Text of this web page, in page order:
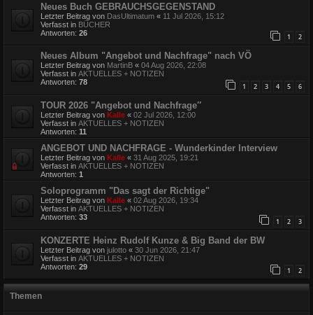
Neues Buch GEBRAUCHSGEGENSTAND
Letzter Beitrag von DasUltimatum « 11 Jul 2026, 15:12
Verfasst in BÜCHER
Antworten: 26 1 2
Neues Album "Angebot und Nachfrage" nach VÖ
Letzter Beitrag von MartinB « 04 Aug 2026, 22:08
Verfasst in AKTUELLES + NOTIZEN
Antworten: 78 1 2 3 4 5 6
TOUR 2026 "Angebot und Nachfrage″
Letzter Beitrag von Kalle « 02 Jul 2026, 12:00
Verfasst in AKTUELLES + NOTIZEN
Antworten: 11
ANGEBOT UND NACHFRAGE - Wunderkinder Interview
Letzter Beitrag von Kalle « 31 Aug 2025, 19:21
Verfasst in AKTUELLES + NOTIZEN
Antworten: 1
Soloprogramm "Das sagt der Richtige"
Letzter Beitrag von Kalle « 02 Aug 2026, 19:34
Verfasst in AKTUELLES + NOTIZEN
Antworten: 33 1 2 3
KONZERTE Heinz Rudolf Kunze & Big Band der BW
Letzter Beitrag von julotto « 30 Jun 2026, 21:47
Verfasst in AKTUELLES + NOTIZEN
Antworten: 29 1 2
Themen